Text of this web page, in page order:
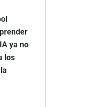
ya no
los